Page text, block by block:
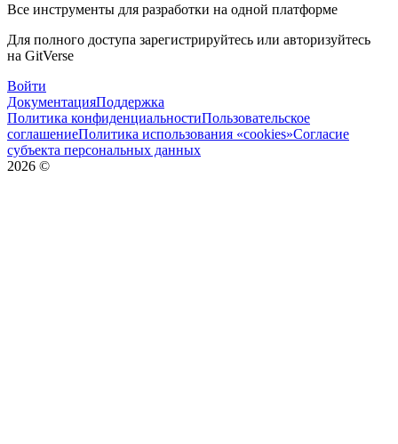
Все инструменты для разработки на одной платформе
Для полного доступа зарегистрируйтесь или авторизуйтесь
на GitVerse
Войти
ДокументацияПоддержка
Политика конфиденциальностиПользовательское
соглашениеПолитика использования «cookies»Согласие
субъекта персональных данных
2026 ©